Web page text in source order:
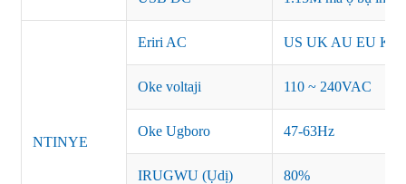
NTINYE
Eriri AC US UK AU EU KR
Oke voltaji 110 ~ 240VAC
Oke Ugboro 47-63Hz
IRUGWU (Ụdị) 80%